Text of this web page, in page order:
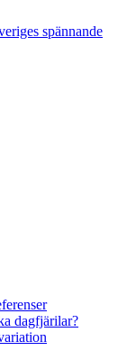
dagfjärilar?